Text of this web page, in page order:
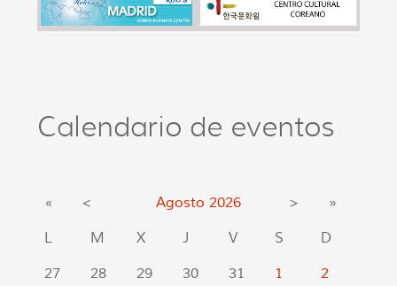
Calendario de eventos
« < Agosto 2026 >
»
L
M X J V S
D
27
28 29 30 31 1
2